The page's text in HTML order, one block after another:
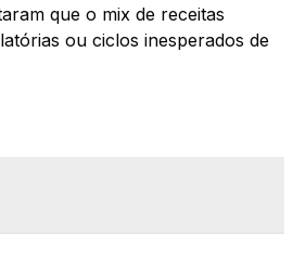
que o mix de receitas
ou ciclos inesperados de